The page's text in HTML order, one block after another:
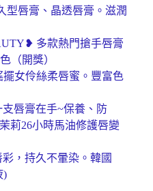
型唇膏、晶透唇膏。滋潤
多款熱門搶手唇膏
（開獎）
女伶絲柔唇蜜。豐富色
唇膏在手~保養、防
莉26小時馬油修護唇變
，持久不暈染。韓國
)